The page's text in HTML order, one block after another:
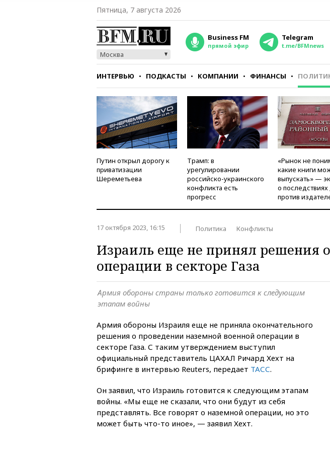
Пятница, 7 августа 2026
Москва
Business FM
прямой эфир
Telegram
t.me/BFMnews
ИНТЕРВЬЮ ПОДКАСТЫ КОМПАНИИ ФИНАНСЫ
СТИЛЬ ТЕСТЫ
Путин открыл дорогу к
приватизации
Шереметьева
Трамп: в
урегулировании
российско-украинского
конфликта есть
прогресс
«Рынок не
какие книги
выпускать» —
о последствиях
против
17 октября 2023, 16:15 Политика Конфликты
Израиль еще не принял решения
операции в секторе Газа
Армия обороны страны только готовится к следующим
этапам войны
Армия обороны Израиля еще не приняла окончательного
решения о проведении наземной военной операции в
секторе Газа. С таким утверждением выступил
официальный представитель ЦАХАЛ Ричард Хехт на
брифинге в интервью Reuters, передает ТАСС.
Он заявил, что Израиль готовится к следующим этапам
войны. «Мы еще не сказали, что они будут из себя
представлять. Все говорят о наземной операции, но это
может быть что-то иное», — заявил Хехт.